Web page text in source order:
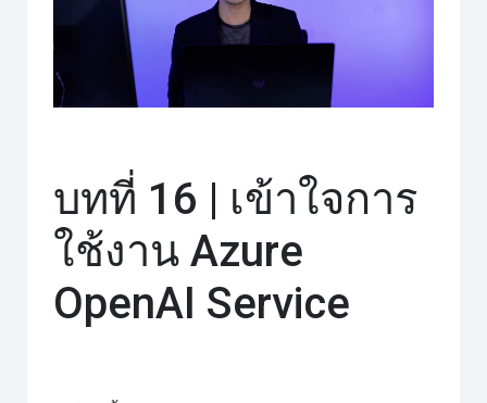
บทที่ 16 | เข้าใจการ
ใช้งาน Azure
OpenAI Service